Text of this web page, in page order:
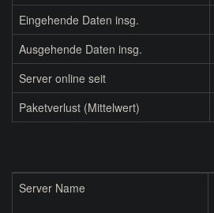
Eingehende Daten insg.
Ausgehende Daten insg.
Server online seit
Paketverlust (Mittelwert)
Server Name